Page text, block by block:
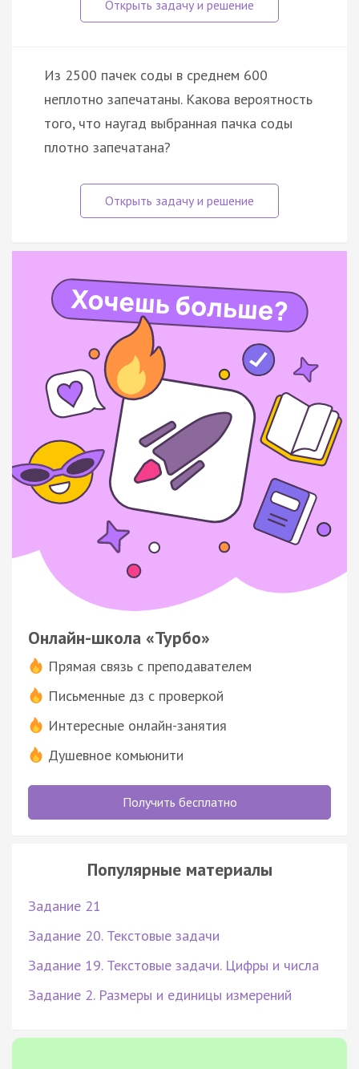
Из 2500 пачек соды в среднем 600
неплотно запечатаны. Какова вероятность
того, что наугад выбранная пачка соды
плотно запечатана?
Онлайн-школа «Турбо»
Прямая связь с преподавателем
Письменные дз с проверкой
Интересные онлайн-занятия
Душевное комьюнити
Получить бесплатно
Популярные материалы
Задание 21
Задание 20. Текстовые задачи
Задание 19. Текстовые задачи. Цифры и числа
Задание 2. Размеры и единицы измерений